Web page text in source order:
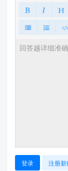
登录 注册新